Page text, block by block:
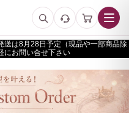
送は
予定（現品や一部商品除
にお問い合せ下さい